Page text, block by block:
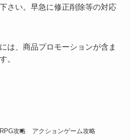
さい。早急に修正削除等の対応
は、商品プロモーションが含ま
。
RPG攻略
アクションゲーム攻略